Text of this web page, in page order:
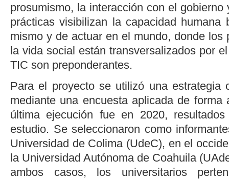
prosumismo, la interacción con el
prácticas visibilizan la capacidad
mismo y de actuar en el mundo, donde los
la vida social están transversalizados por
TIC son preponderantes.
Para el proyecto se utilizó una estrategia
mediante una encuesta aplicada de forma
última ejecución fue en 2020,
estudio. Se seleccionaron como
Universidad de Colima (UdeC), en el
la Universidad Autónoma de Coahuila
ambos casos, los universitarios